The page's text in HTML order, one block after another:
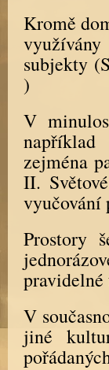
Kromě
subjekty
)
V
zejména
II.
vyučování
Prostory
V
jiné